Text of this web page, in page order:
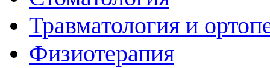
Травматология и
Физиотерапия